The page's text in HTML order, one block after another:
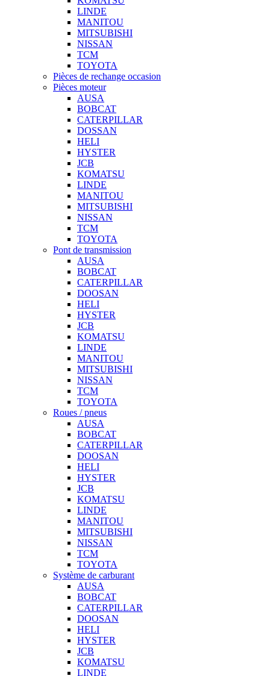
LINDE
MANITOU
MITSUBISHI
NISSAN
TCM
TOYOTA
Pièces de rechange occasion
Pièces moteur
AUSA
BOBCAT
CATERPILLAR
DOSSAN
HELI
HYSTER
JCB
KOMATSU
LINDE
MANITOU
MITSUBISHI
NISSAN
TCM
TOYOTA
Pont de transmission
AUSA
BOBCAT
CATERPILLAR
DOOSAN
HELI
HYSTER
JCB
KOMATSU
LINDE
MANITOU
MITSUBISHI
NISSAN
TCM
TOYOTA
Roues / pneus
AUSA
BOBCAT
CATERPILLAR
DOOSAN
HELI
HYSTER
JCB
KOMATSU
LINDE
MANITOU
MITSUBISHI
NISSAN
TCM
TOYOTA
Système de carburant
AUSA
BOBCAT
CATERPILLAR
DOOSAN
HELI
HYSTER
JCB
KOMATSU
LINDE